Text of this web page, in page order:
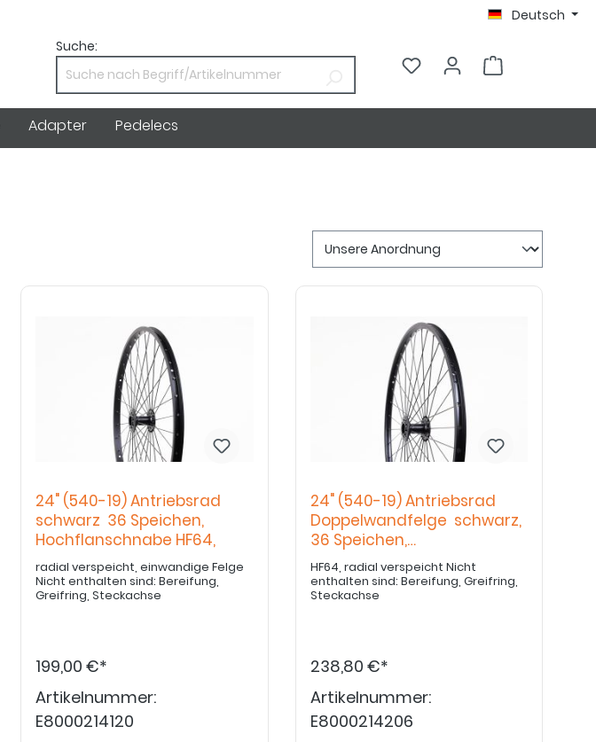
Deutsch
Suche:
Adapter Pedelecs
24" (540-19) Antriebsrad
schwarz 36 Speichen,
Hochflanschnabe HF64,
radial verspeicht, einwandige Felge
Nicht enthalten sind: Bereifung,
Greifring, Steckachse
199,00 €*
Artikelnummer:
E8000214120
24" (540-19) Antriebsrad
Doppelwandfelge schwarz,
36 Speichen,
Hochflanschnabe
HF64, radial verspeicht Nicht
enthalten sind: Bereifung, Greifring,
Steckachse
238,80 €*
Artikelnummer:
E8000214206